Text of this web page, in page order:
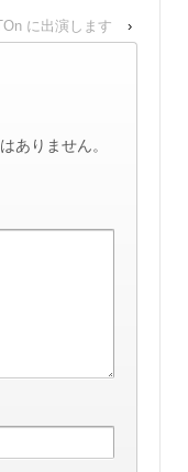
に出演します
›
ありません。